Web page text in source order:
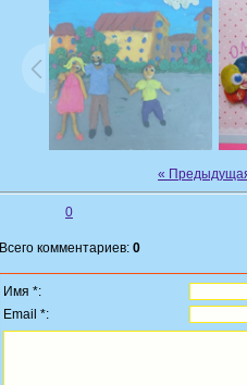
«
0
Всего комментариев: 0
Имя *:
Email *: